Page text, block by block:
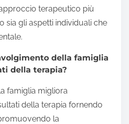
terapeutico più
sia gli aspetti individuali che
della famiglia
della terapia?
famiglia migliora
della terapia fornendo
la